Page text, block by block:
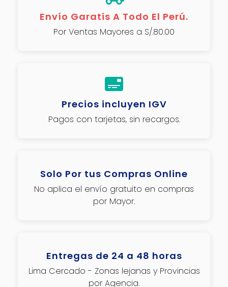
Envío Garatis A Todo El Perú.
Por Ventas Mayores a S/.80.00
Precios incluyen IGV
Pagos con tarjetas, sin recargos.
Solo Por tus Compras Online
No aplica el envío gratuito en compras
por Mayor.
Entregas de 24 a 48 horas
Lima Cercado - Zonas lejanas y Provincias
por Agencia.